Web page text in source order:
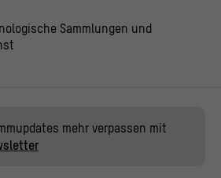
Sammlungen und
mehr verpassen mit